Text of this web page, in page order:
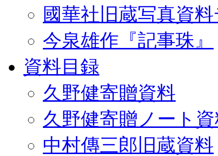
國華社旧蔵写真資
今泉雄作『記事珠』
資料目録
久野健寄贈資料
久野健寄贈ノート
中村傳三郎旧蔵資料